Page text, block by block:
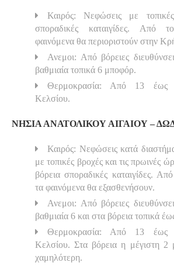
Καιρός: Νεφώσεις με
σποραδικές καταιγίδες. Από
φαινόμενα θα περιοριστούν στην
Ανεμοι: Από βόρειες
βαθμιαία τοπικά 6 μποφόρ.
Θερμοκρασία: Από 13 έως
Κελσίου.
ΝΗΣΙΑ ΑΝΑΤΟΛΙΚΟΥ ΑΙΓΑΙΟΥ –
Καιρός: Νεφώσεις κατά
με τοπικές βροχές και τις πρωινές
βόρεια σποραδικές καταιγίδες.
τα φαινόμενα θα εξασθενήσουν.
Ανεμοι: Από βόρειες
βαθμιαία 6 και στα βόρεια τοπικά
Θερμοκρασία: Από 13 έως
Κελσίου. Στα βόρεια η μέγιστη 2
χαμηλότερη.